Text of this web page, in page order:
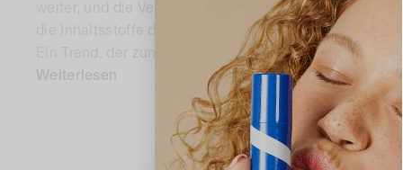
weiter, und die Verbraucher achten zunehmend auf
die Inhaltsstoffe der von ihnen verwendeten Produkte.
Ein Trend, der zunehmend an Bedeutung gewinnt...
Weiterlesen